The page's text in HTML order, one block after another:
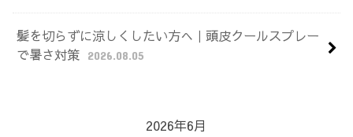
髪を切らずに涼しくしたい方へ｜頭皮クールスプレー
で暑さ対策
2026.08.05
2026年6月